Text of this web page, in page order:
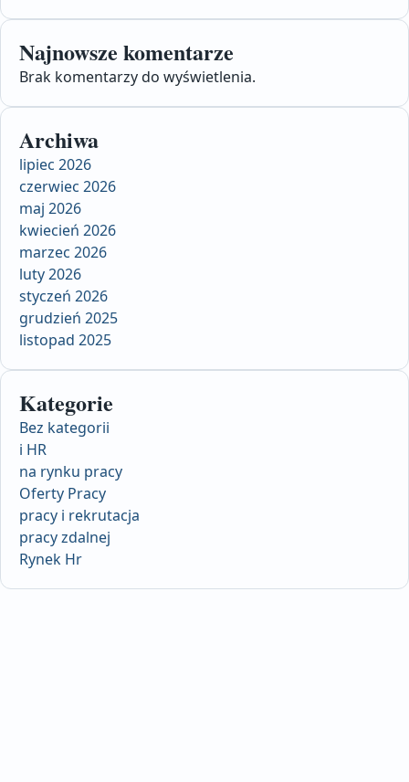
Najnowsze komentarze
Brak komentarzy do wyświetlenia.
Archiwa
lipiec 2026
czerwiec 2026
maj 2026
kwiecień 2026
marzec 2026
luty 2026
styczeń 2026
grudzień 2025
listopad 2025
Kategorie
Bez kategorii
i HR
na rynku pracy
Oferty Pracy
pracy i rekrutacja
pracy zdalnej
Rynek Hr